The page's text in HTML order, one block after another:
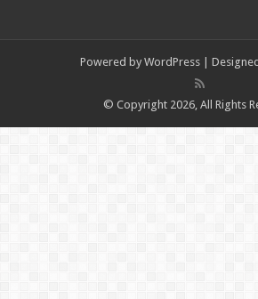
Powered by WordPress |
© Copyright 2026, All Rights